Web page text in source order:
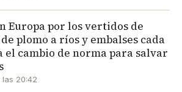
Europa por los vertidos de
plomo a ríos y embalses cada
el cambio de norma para salvar
20:42